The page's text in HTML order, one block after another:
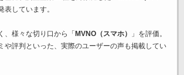
表しています。
、様々な切り口から「 MVNO（スマホ）
」を評価。
や評判といった、実際のユーザーの声も掲載してい